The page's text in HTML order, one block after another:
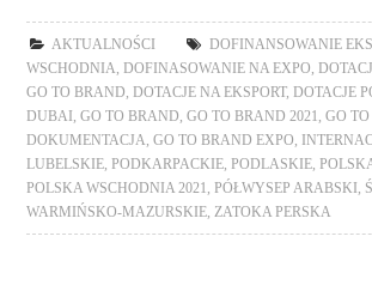
AKTUALNOŚCI
DOFINANSOWANIE
WSCHODNIA ,DOFINASOWANIE NA EXPO ,
GO TO BRAND ,DOTACJE NA EKSPORT,DOTACJE
DUBAI
,GO TO BRAND ,GO TO BRAND 2021 ,GO
DOKUMENTACJA ,GO TO BRAND EXPO
LUBELSKIE ,PODKARPACKIE ,PODLASKIE ,
POLSKA WSCHODNIA 2021
,PÓŁWYSEP ARABSKI
WARMIŃSKO-MAZURSKIE ZATOKA PERSKA